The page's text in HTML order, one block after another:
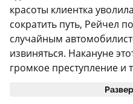
красоты клиентка
сократить путь, Рейчел
случайным
извиняться. Накануне
громкое преступление и